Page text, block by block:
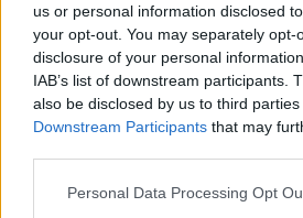
us or personal information disclosed
your opt-out. You may separately opt-
disclosure of your personal
IAB’s list of downstream participants.
also be disclosed by us to third
Downstream Participants that may
Personal Data Processing Opt
Neparasts izskaidrojums tam, kāpēc
pieķeram sevi, pārlūkojot vecas
telefonā – un tā nav nostalģija